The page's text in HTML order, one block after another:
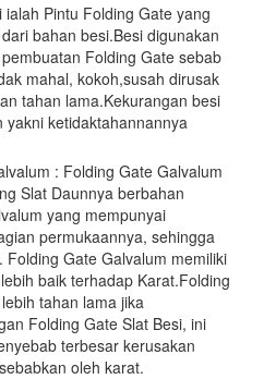
Pintu Folding Gate yang
bahan besi.Besi digunakan
Folding Gate sebab
mahal, kokoh,susah dirusak
tahan lama.Kekurangan besi
ketidaktahannannya
: Folding Gate Galvalum
Slat Daunnya berbahan
yang mempunyai
permukaannya, sehingga
Gate Galvalum memiliki
baik terhadap Karat.Folding
tahan lama jika
Folding Gate Slat Besi, ini
terbesar kerusakan
oleh karat.